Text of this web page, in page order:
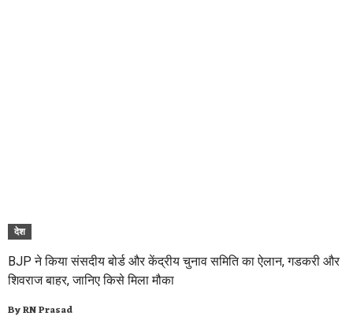
देश
BJP ने किया संसदीय बोर्ड और केंद्रीय चुनाव समिति का ऐलान, गडकरी और
शिवराज बाहर, जानिए किसे मिला मौका
ByRN Prasad